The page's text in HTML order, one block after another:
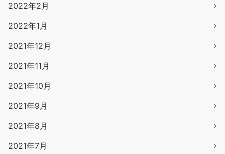
2022年2月
2022年1月
2021年12月
2021年11月
2021年10月
2021年9月
2021年8月
2021年7月